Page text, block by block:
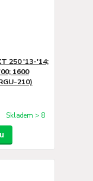
250 '13-'14;
1600
210)
Skladem > 8